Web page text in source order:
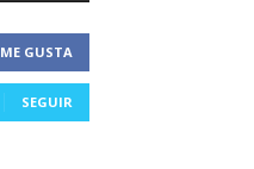
ME GUSTA
SEGUIR